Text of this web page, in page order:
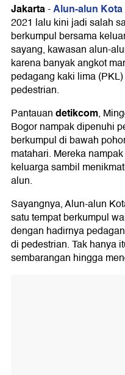
Jakarta-Alun-alun
2021 lalu kini jadi salah
berkumpul bersama
sayang, kawasan alun-
karena banyak angkot
pedagang kaki lima
pedestrian.
Pantauandetikcom,
Bogor nampak dipenuhi
berkumpul di bawah
matahari. Mereka
keluarga sambil
alun.
Sayangnya, Alun-alun
satu tempat berkumpul
dengan hadirnya
di pedestrian. Tak hanya
sembarangan hingga